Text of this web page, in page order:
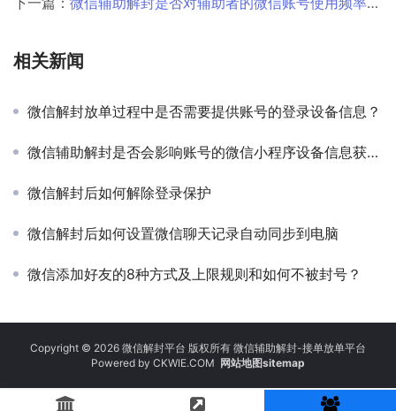
相关新闻
微信解封放单过程中是否需要提供账号的登录设备信息？
微信辅助解封是否会影响账号的微信小程序设备信息获取功能？
微信解封后如何解除登录保护
微信解封后如何设置微信聊天记录自动同步到电脑
微信添加好友的8种方式及上限规则和如何不被封号？
Copyright © 2026 微信解封平台 版权所有 微信辅助解封-接单放单平台
Powered by CKWIE.COM 网站地图sitemap